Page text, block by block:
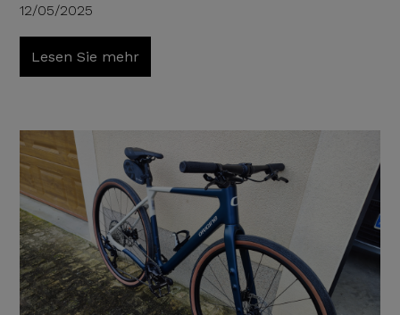
12/05/2025
Lesen Sie mehr